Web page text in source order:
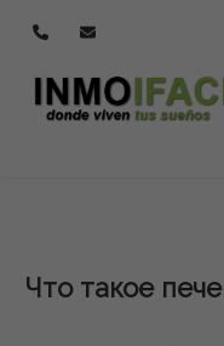
ПОЛИТИКА
ФАЙЛОВ
Что такое